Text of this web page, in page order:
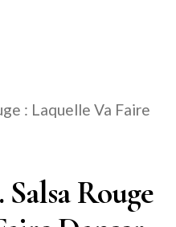
: Laquelle Va Faire
Salsa Rouge